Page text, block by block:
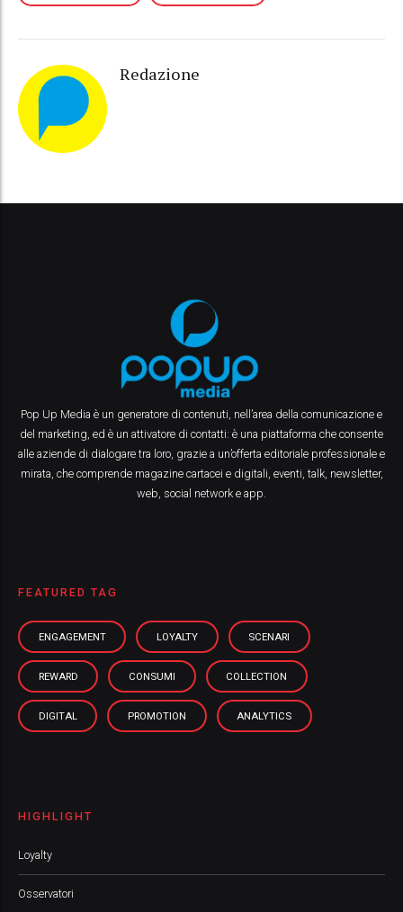
Redazione
Pop Up Media è un generatore di contenuti, nell’area della comunicazione e
del marketing, ed è un attivatore di contatti: è una piattaforma che consente
alle aziende di dialogare tra loro, grazie a un’offerta editoriale professionale e
mirata, che comprende magazine cartacei e digitali, eventi, talk, newsletter,
web, social network e app.
FEATURED TAG
ENGAGEMENT LOYALTY SCENARI
REWARD CONSUMI COLLECTION
DIGITAL PROMOTION ANALYTICS
HIGHLIGHT
Loyalty
Osservatori